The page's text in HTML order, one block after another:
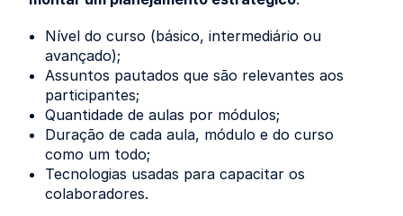
Nível do curso (básico, intermediário ou
avançado);
Assuntos pautados que são relevantes aos
participantes;
Quantidade de aulas por módulos;
Duração de cada aula, módulo e do curso
como um todo;
Tecnologias usadas para capacitar os
colaboradores.